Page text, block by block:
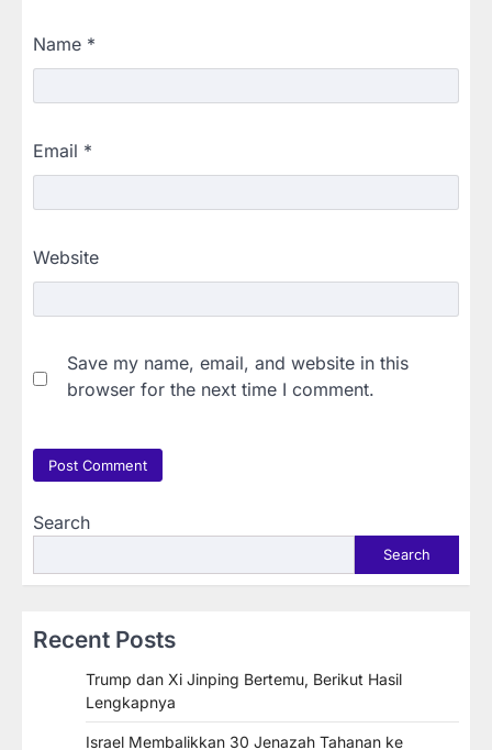
Name *
Email *
Website
Save my name, email, and website in this
browser for the next time I comment.
Search
Search
Recent Posts
Trump dan Xi Jinping Bertemu, Berikut Hasil
Lengkapnya
Israel Membalikkan 30 Jenazah Tahanan ke